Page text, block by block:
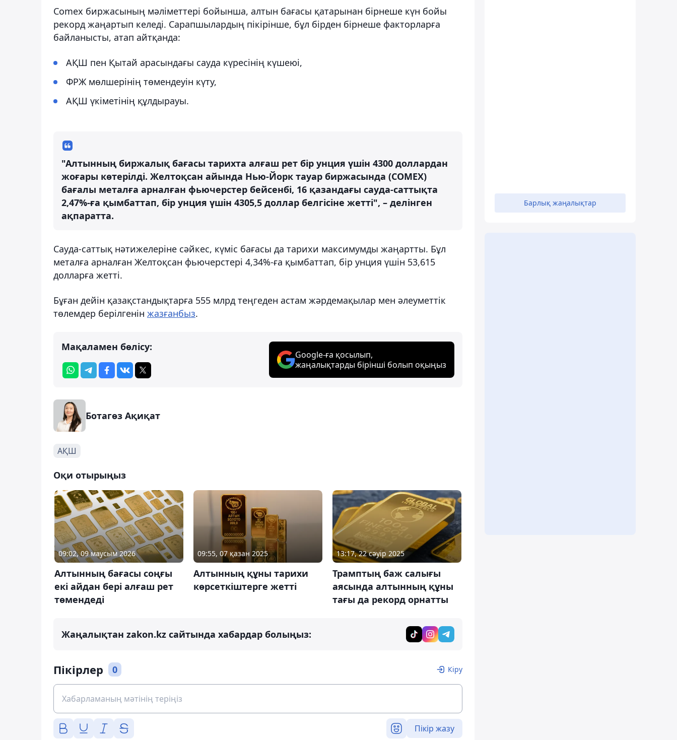
Comex биржасының мәліметтері бойынша, алтын бағасы қатарынан бірнеше күн бойы
рекорд жаңартып келеді. Сарапшылардың пікірінше, бұл бірден бірнеше факторларға
байланысты, атап айтқанда:
АҚШ пен Қытай арасындағы сауда күресінің күшеюі,
ФРЖ мөлшерінің төмендеуін күту,
АҚШ үкіметінің құлдырауы.
"Алтынның биржалық бағасы тарихта алғаш рет бір унция үшін 4300 доллардан
жоғары көтерілді. Желтоқсан айында Нью-Йорк тауар биржасында (COMEX)
бағалы металға арналған фьючерстер бейсенбі, 16 қазандағы сауда-саттықта
2,47%-ға қымбаттап, бір унция үшін 4305,5 доллар белгісіне жетті", – делінген
ақпаратта.
Сауда-саттық нәтижелеріне сәйкес, күміс бағасы да тарихи максимумды жаңартты. Бұл
металға арналған Желтоқсан фьючерстері 4,34%-ға қымбаттап, бір унция үшін 53,615
долларға жетті.
Бұған дейін қазақстандықтарға 555 млрд теңгеден астам жәрдемақылар мен әлеуметтік
төлемдер берілгенін жазғанбыз.
Мақаламен бөлісу:
Google-ға қосылып,
жаңалықтарды бірінші болып оқыңыз
Ботагөз Ақиқат
АҚШ
Оқи отырыңыз
09:02, 09 маусым 2026
Алтынның бағасы соңғы
екі айдан бері алғаш рет
төмендеді
09:55, 07 қазан 2025
Алтынның құны тарихи
көрсеткіштерге жетті
13:17, 22 сәуір 2025
Трамптың баж салығы
аясында алтынның құны
тағы да рекорд орнатты
Жаңалықтан zakon.kz сайтында хабардар болыңыз:
Пікірлер 0 Кіру
Пікір жазу
Барлық жаңалықтар